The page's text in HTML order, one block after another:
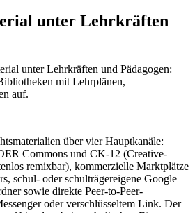
unter Lehrkräften
unter Lehrkräften und Pädagogen:
mit Lehrplänen,
auf.
über vier Hauptkanäle:
Commons und CK-12 (Creative-
remixbar), kommerzielle Marktplätze
schul- oder schulträgereigene Google
sowie direkte Peer-to-Peer-
oder verschlüsseltem Link. Der